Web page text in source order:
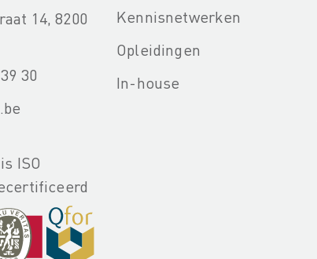
14, 8200
30
ISO
Kennisnetwerken
Opleidingen
In-house